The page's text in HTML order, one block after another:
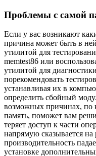
Проблемы с самой
Если у вас возникают
причина может быть в
утилитой для
memtest86 или
утилитой для
порекомендовать
устанавливая их в
определить сбойный
возможных причинах, по
память, поможет вам
теряет доступ к части
напрямую сказывается
производительность
установке